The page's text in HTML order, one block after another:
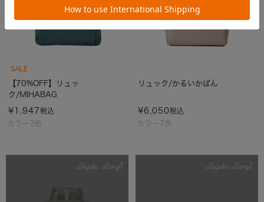
SALE
カラー3色
【70%OFF】リュッ
ク/MIHABAG
¥ 1,947税込
カラー7色
リュック/かるいかばん
¥6,050税込